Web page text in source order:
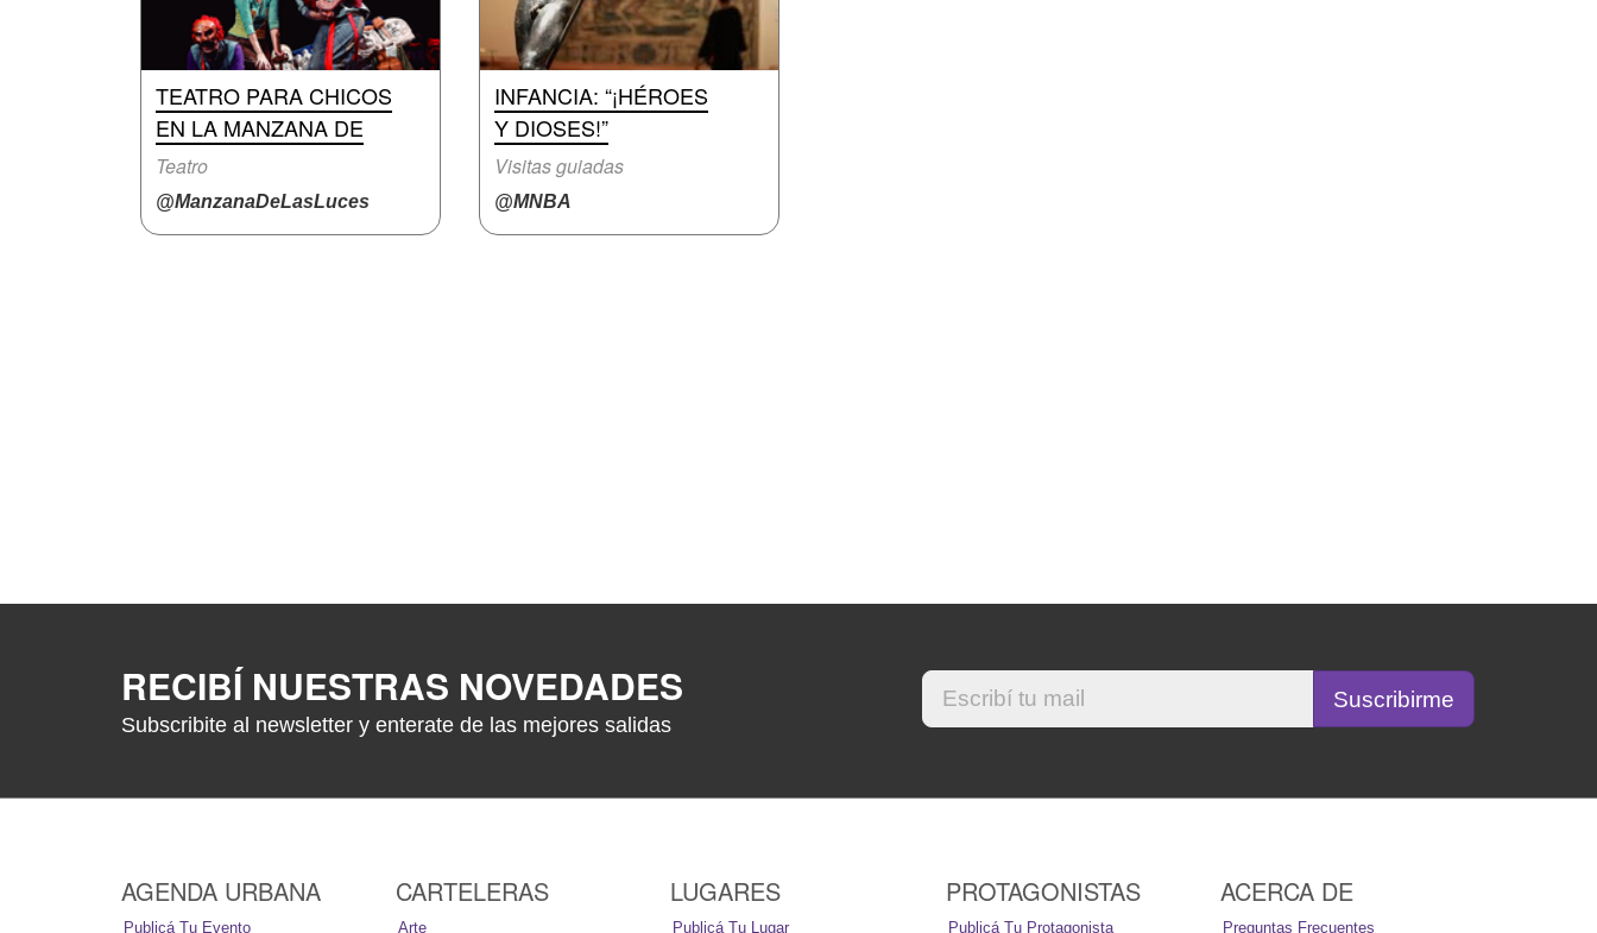
TEATRO PARA CHICOS
EN LA MANZANA DE
Teatro
@ManzanaDeLasLuces
INFANCIA: “¡HÉROES
Y DIOSES!”
Visitas guiadas
@MNBA
RECIBÍ NUESTRAS NOVEDADES
Subscribite al newsletter y enterate de las mejores salidas
AGENDA URBANA
Publicá Tu Evento
CARTELERAS
Arte
LUGARES
Publicá Tu Lugar
PROTAGONISTAS
Publicá Tu Protagonista
ACERCA DE
Preguntas Frecuentes